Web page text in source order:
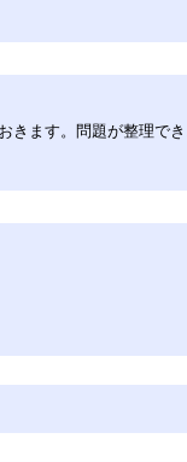
きます。問題が整理で